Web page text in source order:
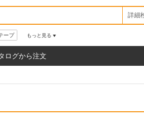
詳細
ープ もっと見る
ログから注文